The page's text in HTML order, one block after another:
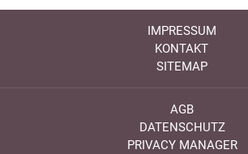
IMPRESSUM
KONTAKT
SITEMAP
AGB
DATENSCHUTZ
PRIVACY MANAGER